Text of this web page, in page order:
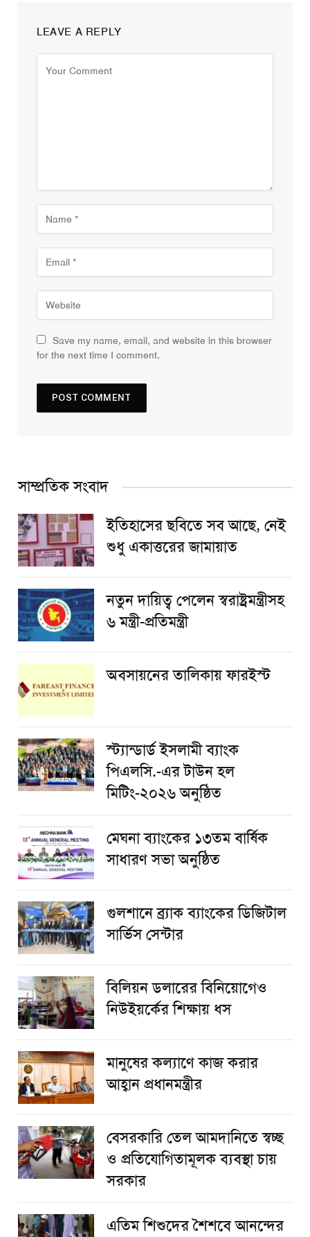
LEAVE A REPLY
Save my name, email, and website in this browser
for the next time I comment.
সাম্প্রতিক সংবাদ
ইতিহাসের ছবিতে সব আছে, নেই
শুধু একাত্তরের জামায়াত
নতুন দায়িত্ব পেলেন স্বরাষ্ট্রমন্ত্রীসহ
৬ মন্ত্রী-প্রতিমন্ত্রী
অবসায়নের তালিকায় ফারইস্ট
স্ট্যান্ডার্ড ইসলামী ব্যাংক
পিএলসি.-এর টাউন হল
মিটিং-২০২৬ অনুষ্ঠিত
মেঘনা ব্যাংকের ১৩তম বার্ষিক
সাধারণ সভা অনুষ্ঠিত
গুলশানে ব্র্যাক ব্যাংকের ডিজিটাল
সার্ভিস সেন্টার
বিলিয়ন ডলারের বিনিয়োগেও
নিউইয়র্কের শিক্ষায় ধস
মানুষের কল্যাণে কাজ করার
আহ্বান প্রধানমন্ত্রীর
বেসরকারি তেল আমদানিতে স্বচ্ছ
ও প্রতিযোগিতামূলক ব্যবস্থা চায়
সরকার
এতিম শিশুদের শৈশবে আনন্দের